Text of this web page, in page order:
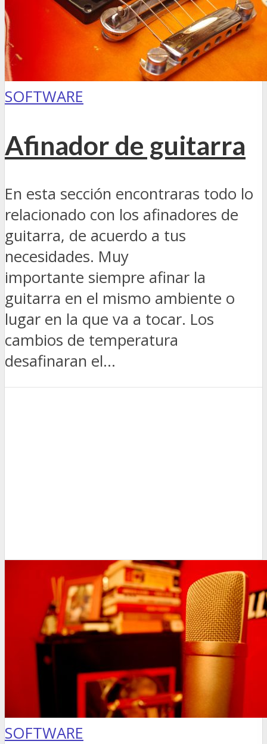
SOFTWARE
Afinador de guitarra
En esta sección encontraras todo lo
relacionado con los afinadores de
guitarra, de acuerdo a tus
necesidades. Muy
importante siempre afinar la
guitarra en el mismo ambiente o
lugar en la que va a tocar. Los
cambios de temperatura
desafinaran el...
SOFTWARE